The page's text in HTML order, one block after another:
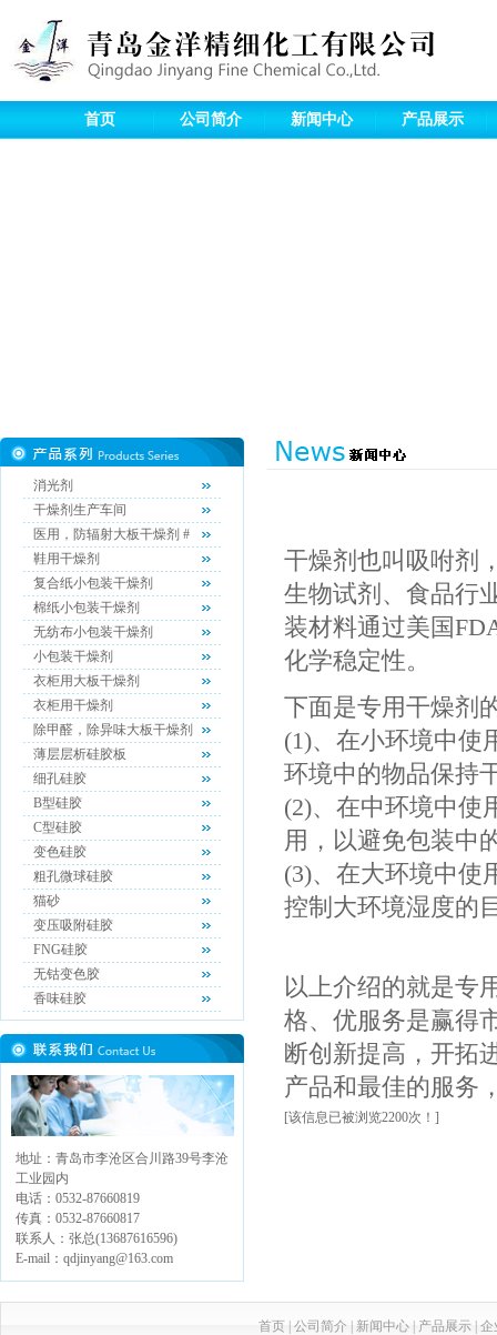
首页 公司简介 新闻中心 产品展示
消光剂
干燥剂生产车间
医用，防辐射大板干燥剂 #
鞋用干燥剂
复合纸小包装干燥剂
棉纸小包装干燥剂
无纺布小包装干燥剂
小包装干燥剂
衣柜用大板干燥剂
衣柜用干燥剂
除甲醛，除异味大板干燥剂
薄层层析硅胶板
细孔硅胶
B型硅胶
C型硅胶
变色硅胶
粗孔微球硅胶
猫砂
变压吸附硅胶
FNG硅胶
无钴变色胶
香味硅胶
地址：青岛市李沧区合川路39号李沧
工业园内
电话：0532-87660819
传真：0532-87660817
联系人：张总(13687616596)
E-mail：qdjinyang@163.com
干燥剂也叫吸咐剂
生物试剂、食品行
装材料通过美国
化学稳定性。
下面是专用干燥剂
(1)、在小环境中使
环境中的物品保持
(2)、在中环境中使
用，以避免包装中
(3)、在大环境中使
控制大环境湿度的
以上介绍的就是专
格、优服务是赢得
断创新提高，开拓
产品和最佳的服务
[该信息已被浏览2200次！]
首页 公司简介 新闻中心 产品展示 企